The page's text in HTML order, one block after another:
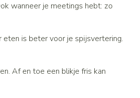
wanneer je meetings hebt: zo
is beter voor je spijsvertering.
Af en toe een blikje fris kan